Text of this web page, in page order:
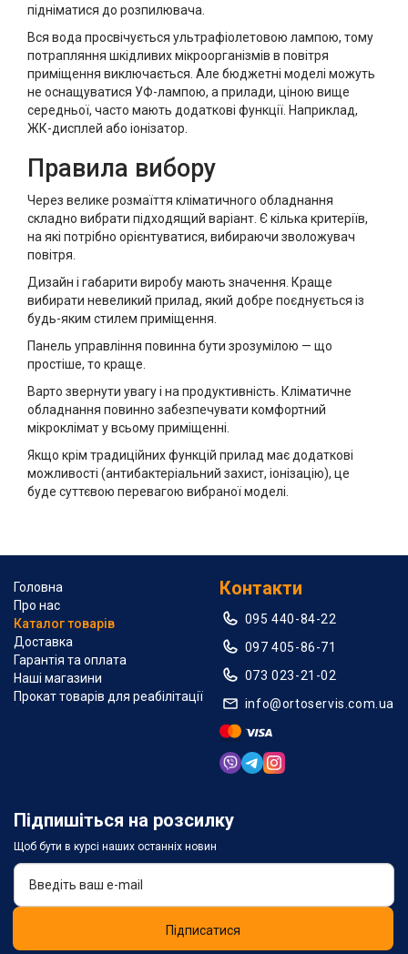
підніматися до розпилювача.
Вся вода просвічується ультрафіолетовою лампою, тому
потрапляння шкідливих мікроорганізмів в повітря
приміщення виключається. Але бюджетні моделі можуть
не оснащуватися УФ-лампою, а прилади, ціною вище
середньої, часто мають додаткові функції. Наприклад,
ЖК-дисплей або іонізатор.
Правила вибору
Через велике розмаїття кліматичного обладнання
складно вибрати підходящий варіант. Є кілька критеріїв,
на які потрібно орієнтуватися, вибираючи зволожувач
повітря.
Дизайн і габарити виробу мають значення. Краще
вибирати невеликий прилад, який добре поєднується із
будь-яким стилем приміщення.
Панель управління повинна бути зрозумілою — що
простіше, то краще.
Варто звернути увагу і на продуктивність. Кліматичне
обладнання повинно забезпечувати комфортний
мікроклімат у всьому приміщенні.
Якщо крім традиційних функцій прилад має додаткові
можливості (антибактеріальний захист, іонізацію), це
буде суттєвою перевагою вибраної моделі.
Головна
Про нас
Каталог товарів
Доставка
Гарантія та оплата
Наші магазини
Прокат товарів для реабілітації
Контакти
095 440-84-22
097 405-86-71
073 023-21-02
info@ortoservis.com.ua
Підпишіться на розсилку
Щоб бути в курсі наших останніх новин
Підписатися